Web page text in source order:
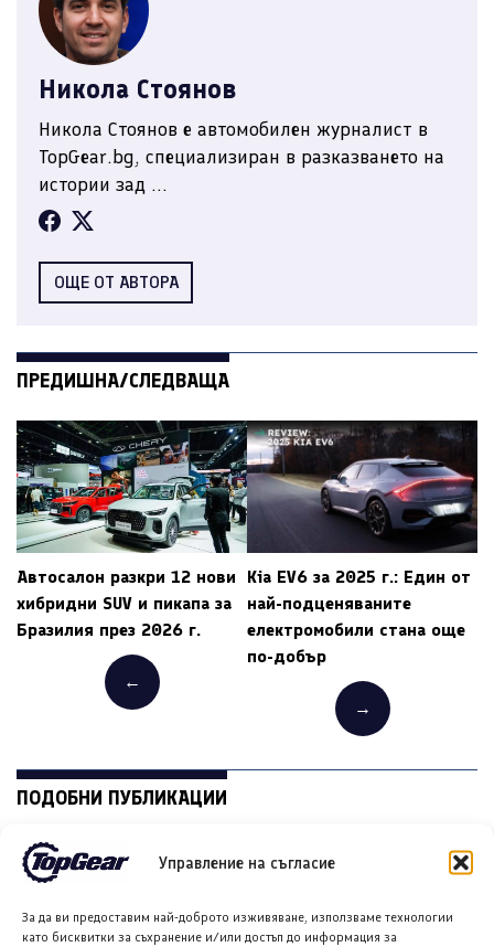
Управление на съгласие
За да ви предоставим най-доброто изживяване, използваме технологии
като бисквитки за съхранение и/или достъп до информация за
Никола Стоянов
Никола Стоянов е автомобилен журналист в
TopGear.bg, специализиран в разказването на
истории зад ...
ОЩЕ ОТ АВТОРА
ПРЕДИШНА/СЛЕДВАЩА
Автосалон разкри 12 нови
хибридни SUV и пикапа за
Бразилия през 2026 г.
←
Kia EV6 за 2025 г.: Един от
най-подценяваните
електромобили стана още
по-добър
→
ПОДОБНИ ПУБЛИКАЦИИ